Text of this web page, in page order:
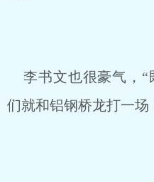
李书文也很豪气，“
们就和铝钢桥龙打一场